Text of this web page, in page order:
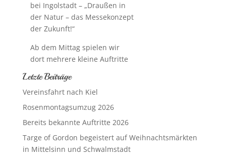
bei Ingolstadt – „Draußen in
der Natur – das Messekonzept
der Zukunft!“
Ab dem Mittag spielen wir
dort mehrere kleine Auftritte
Letzte Beiträge
Vereinsfahrt nach Kiel
Rosenmontagsumzug 2026
Bereits bekannte Auftritte 2026
Targe of Gordon begeistert auf Weihnachtsmärkten
in Mittelsinn und Schwalmstadt